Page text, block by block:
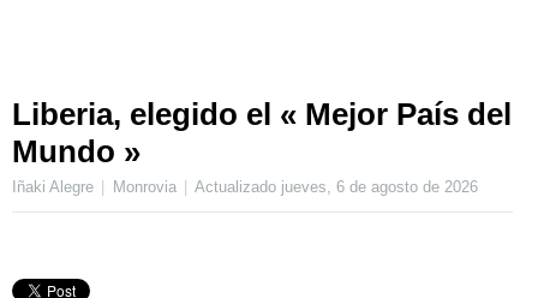
Liberia, elegido el « Mejor País del
Mundo »
Iñaki Alegre Monrovia Actualizado jueves, 6 de agosto de 2026